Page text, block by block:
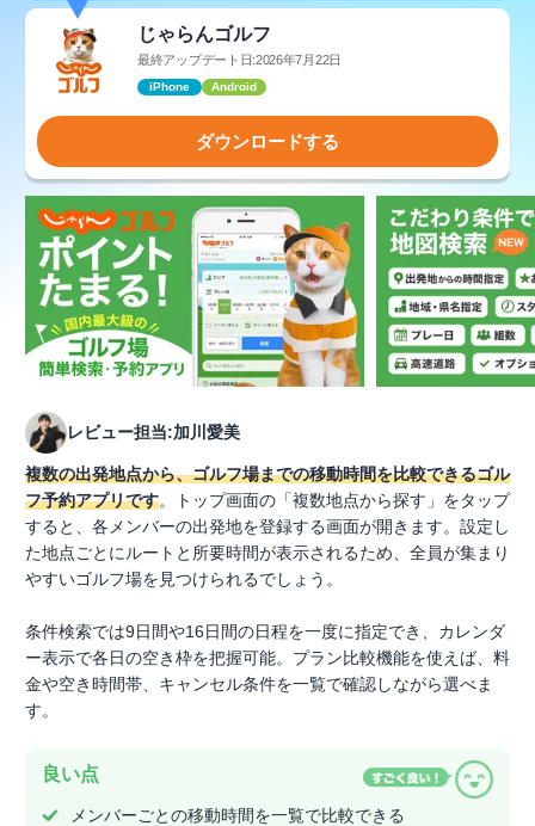
じゃらんゴルフ
最終アップデート日:2026年7月22日
iPhone Android
ダウンロードする
レビュー担当:加川愛美
複数の出発地点から、ゴルフ場までの移動時間を比較できるゴル
フ予約アプリです。トップ画面の「複数地点から探す」をタップ
すると、各メンバーの出発地を登録する画面が開きます。設定し
た地点ごとにルートと所要時間が表示されるため、全員が集まり
やすいゴルフ場を見つけられるでしょう。
条件検索では9日間や16日間の日程を一度に指定でき、カレンダ
ー表示で各日の空き枠を把握可能。プラン比較機能を使えば、料
金や空き時間帯、キャンセル条件を一覧で確認しながら選べま
す。
良い点
メンバーごとの移動時間を一覧で比較できる